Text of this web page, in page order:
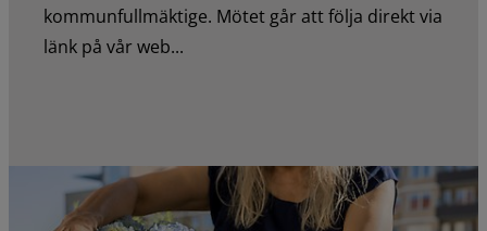
kommunfullmäktige. Mötet går att följa direkt via
länk på vår web...